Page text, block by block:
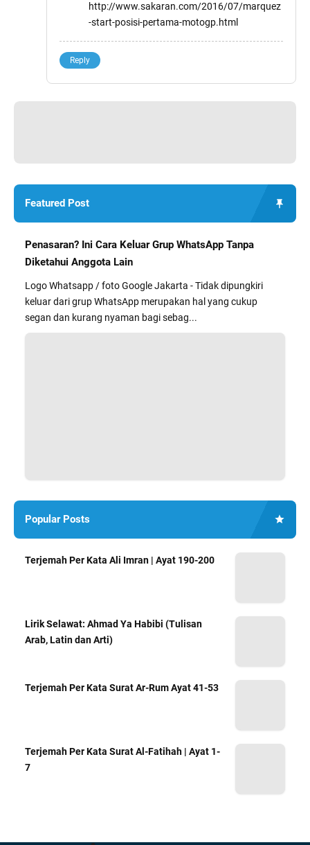
http://www.sakaran.com/2016/07/marquez
-start-posisi-pertama-motogp.html
Reply
Featured Post
Penasaran? Ini Cara Keluar Grup WhatsApp Tanpa
Diketahui Anggota Lain
Logo Whatsapp / foto Google Jakarta - Tidak dipungkiri
keluar dari grup WhatsApp merupakan hal yang cukup
segan dan kurang nyaman bagi sebag...
Popular Posts
Terjemah Per Kata Ali Imran | Ayat 190-200
Lirik Selawat: Ahmad Ya Habibi (Tulisan
Arab, Latin dan Arti)
Terjemah Per Kata Surat Ar-Rum Ayat 41-53
Terjemah Per Kata Surat Al-Fatihah | Ayat 1-
7